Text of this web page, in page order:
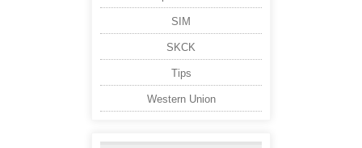
SIM
SKCK
Tips
Western Union